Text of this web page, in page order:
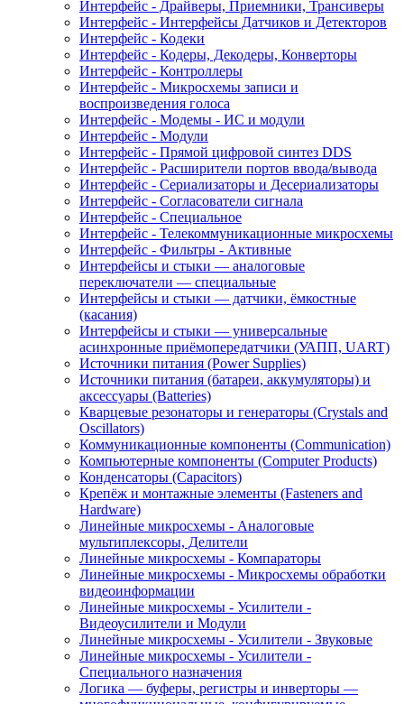
Интерфейс - Драйверы, Приемники, Трансиверы
Интерфейс - Интерфейсы Датчиков и Детекторов
Интерфейс - Кодеки
Интерфейс - Кодеры, Декодеры, Конверторы
Интерфейс - Контроллеры
Интерфейс - Микросхемы записи и
воспроизведения голоса
Интерфейс - Модемы - ИС и модули
Интерфейс - Модули
Интерфейс - Прямой цифровой синтез DDS
Интерфейс - Расширители портов ввода/вывода
Интерфейс - Сериализаторы и Десериализаторы
Интерфейс - Согласователи сигнала
Интерфейс - Специальное
Интерфейс - Телекоммуникационные микросхемы
Интерфейс - Фильтры - Активные
Интерфейсы и стыки — аналоговые
переключатели — специальные
Интерфейсы и стыки — датчики, ёмкостные
(касания)
Интерфейсы и стыки — универсальные
асинхронные приёмопередатчики (УАПП, UART)
Источники питания (Power Supplies)
Источники питания (батареи, аккумуляторы) и
аксессуары (Batteries)
Кварцевые резонаторы и генераторы (Crystals and
Oscillators)
Коммуникационные компоненты (Communication)
Компьютерные компоненты (Computer Products)
Конденсаторы (Capacitors)
Крепёж и монтажные элементы (Fasteners and
Hardware)
Линейные микросхемы - Аналоговые
мультиплексоры, Делители
Линейные микросхемы - Компараторы
Линейные микросхемы - Микросхемы обработки
видеоинформации
Линейные микросхемы - Усилители -
Видеоусилители и Модули
Линейные микросхемы - Усилители - Звуковые
Линейные микросхемы - Усилители -
Специального назначения
Логика — буферы, регистры и инверторы —